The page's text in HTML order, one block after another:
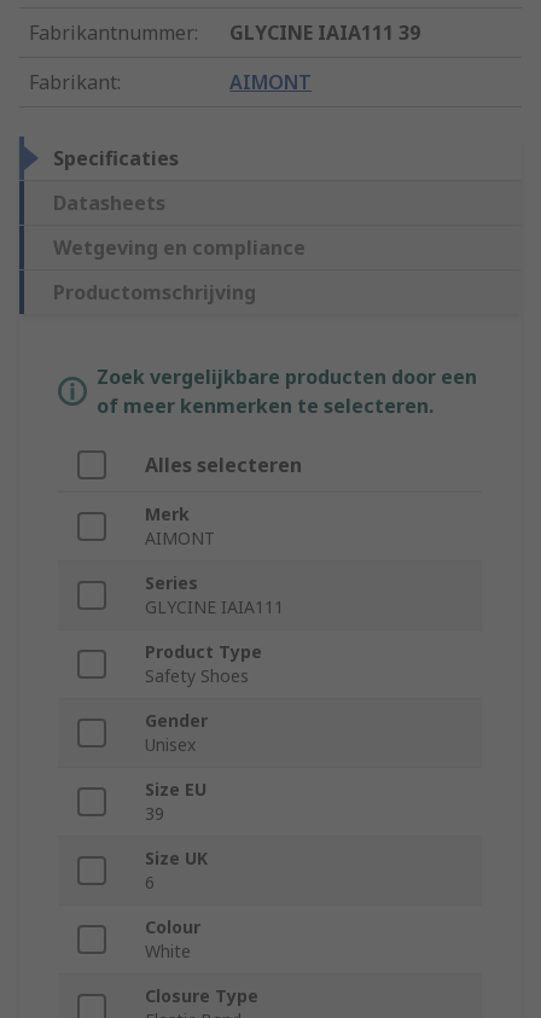
Fabrikantnummer:
GLYCINE IAIA111 39
Fabrikant: AIMONT
Specificaties
Datasheets
Wetgeving en compliance
Productomschrijving
Zoek vergelijkbare producten door een
of meer kenmerken te selecteren.
Alles selecteren
Merk
AIMONT
Series
GLYCINE IAIA111
Product Type
Safety Shoes
Gender
Unisex
Size EU
39
Size UK
6
Colour
White
Closure Type